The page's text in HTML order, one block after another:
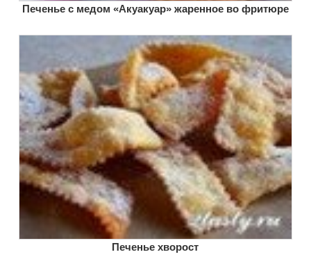
Печенье с медом «Акуакуар» жаренное во фритюре
Печенье хворост